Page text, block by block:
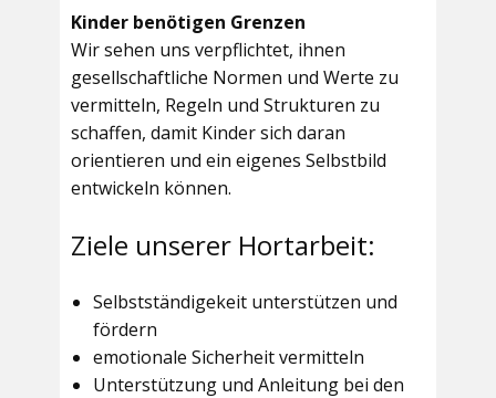
Kinder benötigen Grenzen
Wir sehen uns verpflichtet, ihnen
gesellschaftliche Normen und Werte zu
vermitteln, Regeln und Strukturen zu
schaffen, damit Kinder sich daran
orientieren und ein eigenes Selbstbild
entwickeln können.
Ziele unserer Hortarbeit:
Selbstständigekeit unterstützen und
fördern
emotionale Sicherheit vermitteln
Unterstützung und Anleitung bei den